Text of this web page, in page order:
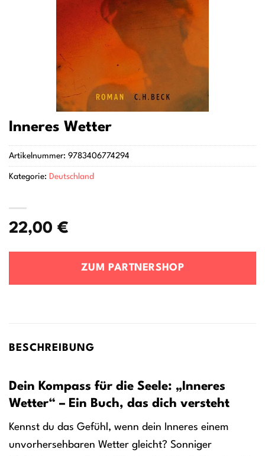
Inneres Wetter
22,00 €
ZUM PARTNERSHOP
Artikelnummer: 9783406774294
Kategorie: Deutschland
BESCHREIBUNG
Dein Kompass für die Seele: „Inneres
Wetter“ – Ein Buch, das dich versteht
Kennst du das Gefühl, wenn dein Inneres einem
unvorhersehbaren Wetter gleicht? Sonniger